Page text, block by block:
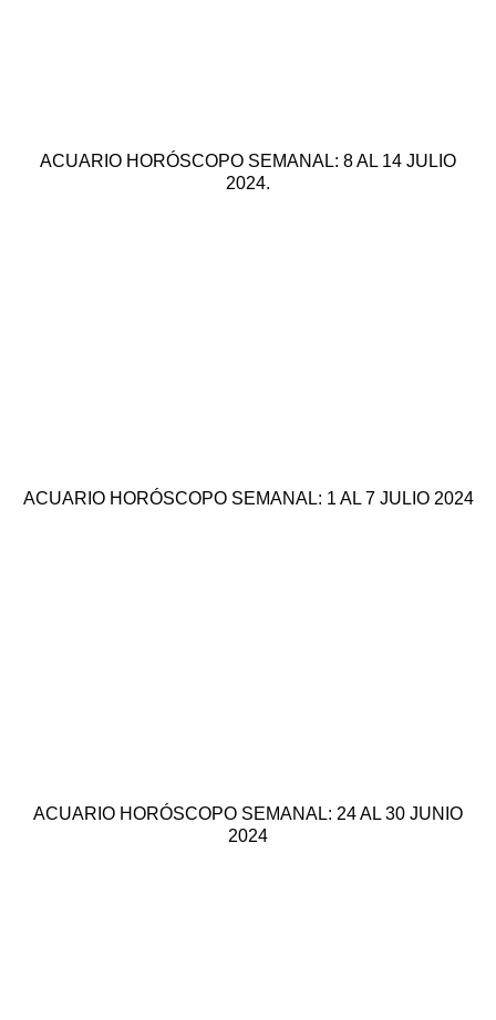
ACUARIO HORÓSCOPO SEMANAL: 8 AL 14 JULIO
2024.
ACUARIO HORÓSCOPO SEMANAL: 1 AL 7 JULIO 2024
ACUARIO HORÓSCOPO SEMANAL: 24 AL 30 JUNIO
2024